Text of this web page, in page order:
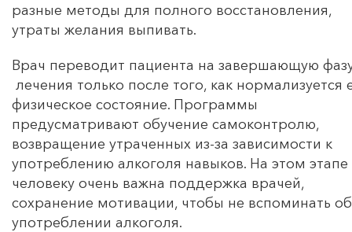
разные методы для полного восстановления,
утраты желания выпивать.
Врач переводит пациента на завершающую
лечения только после того, как нормализуется
физическое состояние. Программы
предусматривают обучение самоконтролю,
возвращение утраченных из-за зависимости к
употреблению алкоголя навыков. На этом этапе
человеку очень важна поддержка врачей,
сохранение мотивации, чтобы не вспоминать об
употреблении алкоголя.